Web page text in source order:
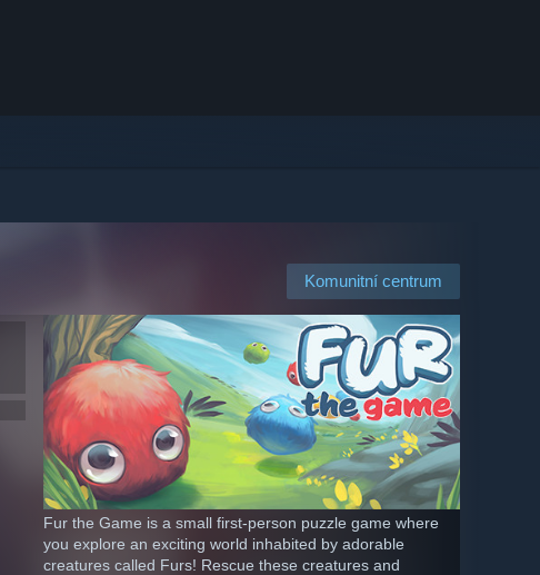
Komunitní centrum
Fur the Game is a small first-person puzzle game where
you explore an exciting world inhabited by adorable
creatures called Furs! Rescue these creatures and